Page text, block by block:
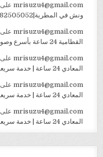
mrisuzu4@gmail.comعلى
ونش في المطرية|01282505052
mrisuzu4@gmail.comعلى
القطامية 24 ساعة بأسرع وصول
mrisuzu4@gmail.comعلى
المعادي 24 ساعة | خدمة سريعة وآمنة
mrisuzu4@gmail.comعلى
المعادي 24 ساعة | خدمة سريعة وآمنة
mrisuzu4@gmail.comعلى
المعادي 24 ساعة | خدمة سريعة وآمنة